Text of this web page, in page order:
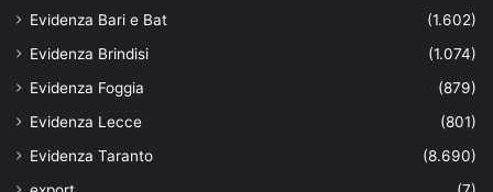
Evidenza Bari e Bat
(1.602)
Evidenza Brindisi
(1.074)
Evidenza Foggia
(879)
Evidenza Lecce
(801)
Evidenza Taranto
(8.690)